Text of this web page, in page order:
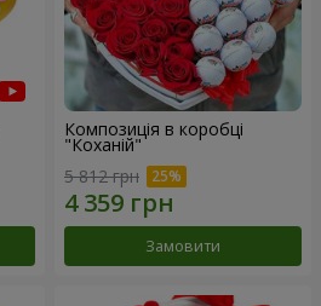
Композиція в коробці
"Коханій"
5 812 грн
Замовити